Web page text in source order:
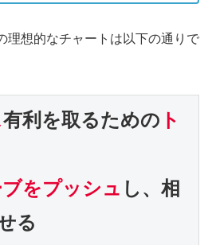
理想的なチャートは以下の通りで
有利を取るための ト
ブをプッシュ し、相
る